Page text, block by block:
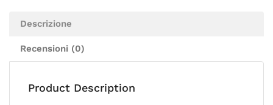
Descrizione
Recensioni (0)
Product Description